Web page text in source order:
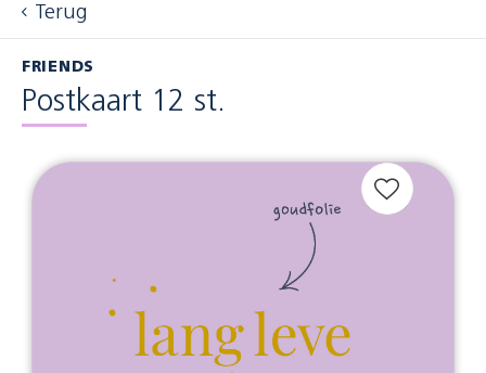
Terug
FRIENDS
Postkaart 12 st.